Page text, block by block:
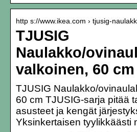
http s://www.ikea.com › tjusig-
TJUSIG
Naulakko/
valkoinen, 60 cm
TJUSIG Naulakko/
60 cm TJUSIG-sarja pitää
asusteet ja kengät
Yksinkertaisen tyylikkäästi